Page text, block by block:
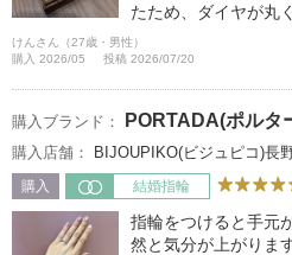
たため、ダイヤが丸
みです。
けんさん（27歳・男性）
購入 2026/05
投稿 2026/07/20
購入ブランド： PORTADA(ポルタ
購入店舗： BIJOUPIKO(ビジュピコ)長
購入 結婚指輪
指輪をつけると手元
然と気分が上がりま